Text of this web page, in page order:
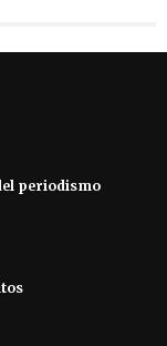
periodismo